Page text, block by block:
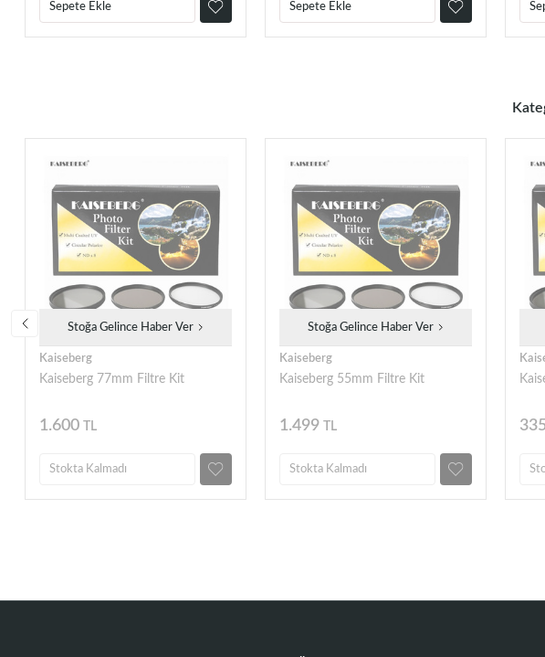
Sepete Ekle Sepete Ekle
Stoğa Gelince Haber Ver
Kaiseberg
Kaiseberg 77mm Filtre Kit
1.600 TL
Stokta Kalmadı
Stoğa Gelince Haber Ver
Kaiseberg
Kaiseberg 55mm Filtre Kit
1.499 TL
Stokta Kalmadı